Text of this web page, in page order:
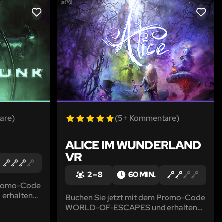
LIKE
Code
erhalten
LIKE
(5+ Kommentare)
ALICE IM WUNDERLAND
VR
2 – 8 60 MIN.
Buchen Sie jetzt mit dem Promo-Code
WORLD-OF-ESCAPES und erhalten